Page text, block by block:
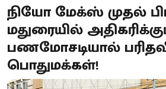
நியோ மேக்ஸ் முதல்
மதுரையில்
பணமோசடியால்
பொதுமக்கள்!